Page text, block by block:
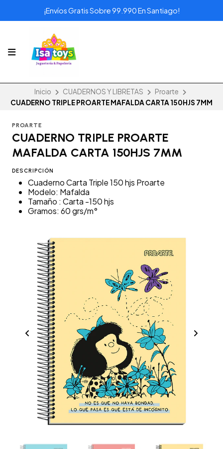
¡Envíos Gratis Sobre 99.990 En Santiago!
Inicio CUADERNOS Y LIBRETAS
Proarte
CUADERNO TRIPLE PROARTE MAFALDA CARTA 150HJS 7MM
PROARTE
CUADERNO TRIPLE PROARTE
MAFALDA CARTA 150HJS 7MM
DESCRIPCIÓN
Cuaderno Carta Triple 150 hjs Proarte
Modelo: Mafalda
Tamaño : Carta -150 hjs
Gramos: 60 grs/m°